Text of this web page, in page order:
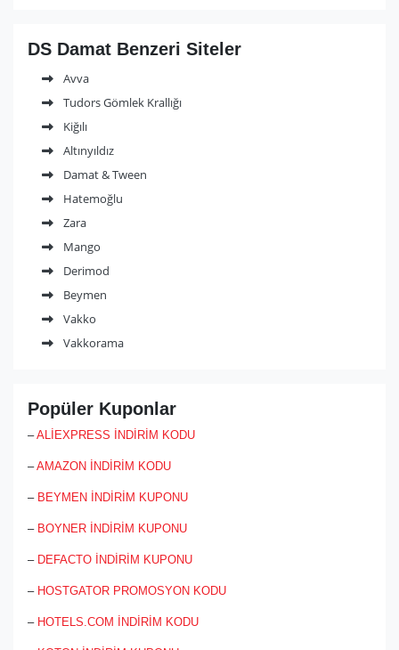
DS Damat Benzeri Siteler
Avva
Tudors Gömlek Krallığı
Kiğılı
Altınyıldız
Damat & Tween
Hatemoğlu
Zara
Mango
Derimod
Beymen
Vakko
Vakkorama
Popüler Kuponlar
–ALİEXPRESS İNDİRİM KODU
–AMAZON İNDİRİM KODU
– BEYMEN İNDİRİM KUPONU
– BOYNER İNDİRİM KUPONU
– DEFACTO İNDİRİM KUPONU
– HOSTGATOR PROMOSYON KODU
– HOTELS.COM İNDİRİM KODU